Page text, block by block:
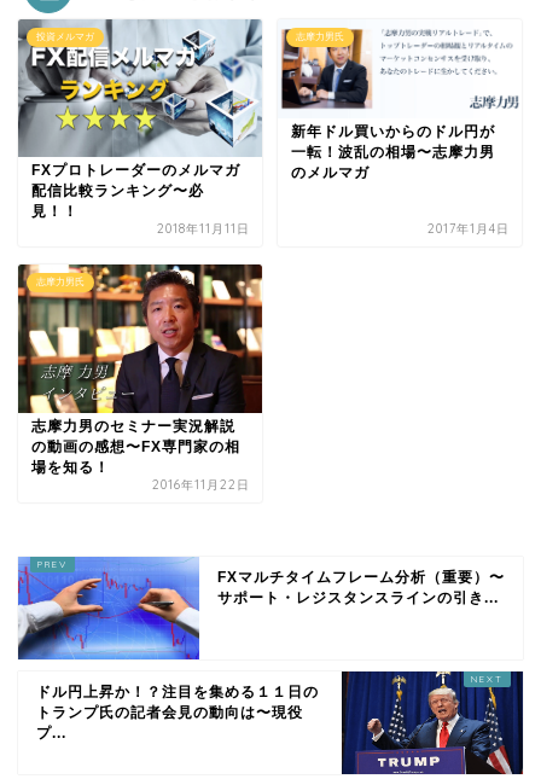
投資メルマガ
FXプロトレーダーのメルマガ
配信比較ランキング〜必
見！！
2018年11月11日
志摩力男氏
新年ドル買いからのドル円が
一転！波乱の相場〜志摩力男
のメルマガ
2017年1月4日
志摩力男氏
志摩力男のセミナー実況解説
の動画の感想〜FX専門家の相
場を知る！
2016年11月22日
FXマルチタイムフレーム分析（重要）〜
サポート・レジスタンスラインの引き...
ドル円上昇か！？注目を集める１１日の
トランプ氏の記者会見の動向は〜現役
プ...